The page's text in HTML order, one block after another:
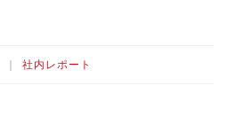
｜ 社内レポート